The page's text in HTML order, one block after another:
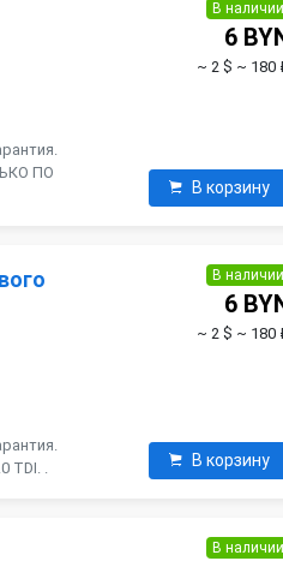
ПО
В наличии
6
~ 2 $ ~ 180
В корзину
TDI. .
В наличии
6
~ 2 $ ~ 180
В корзину
В наличии